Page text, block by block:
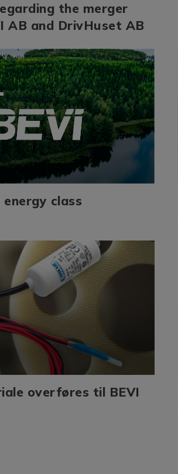
the merger
AB and DrivHuset AB
class
overføres til BEVI